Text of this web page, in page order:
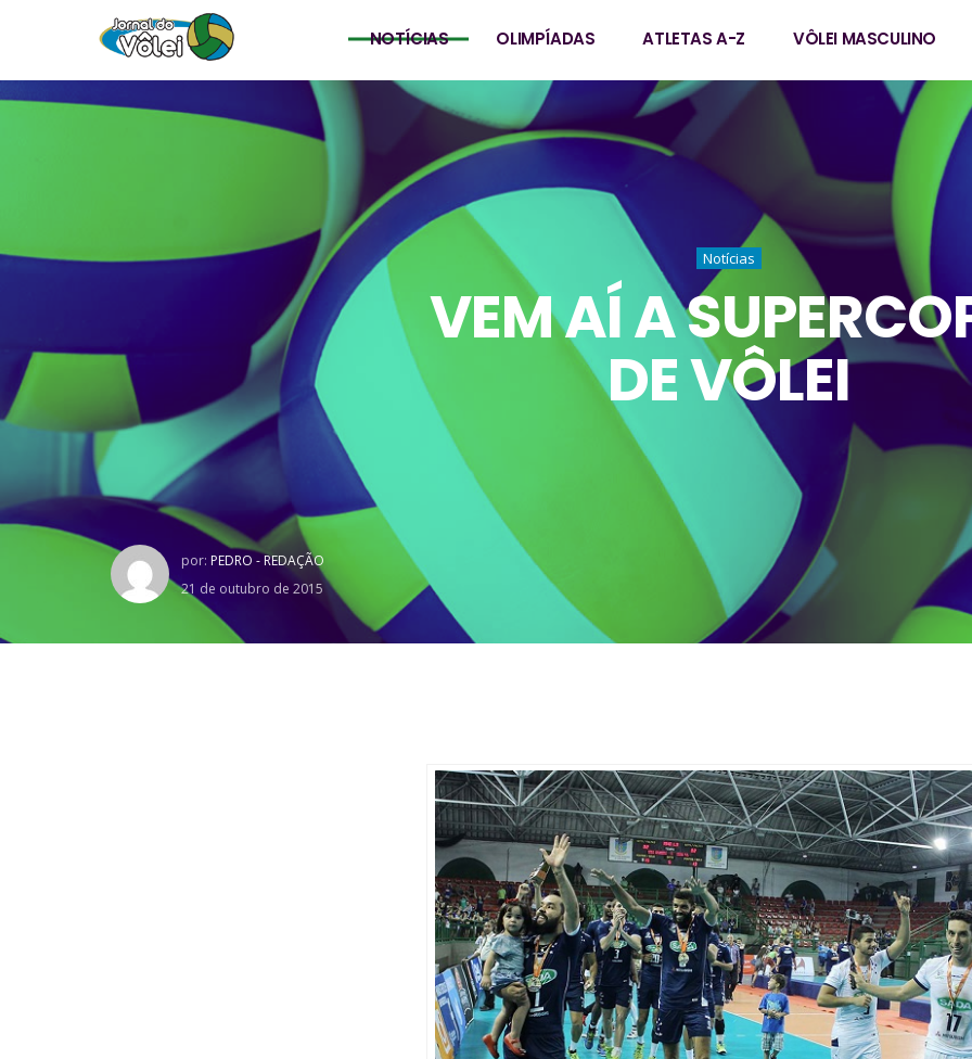
NOTÍCIAS OLIMPÍADAS ATLETAS A-Z VÔLEI MASCULINO
Notícias
VEM AÍ A
DE VÔLEI
por: PEDRO - REDAÇÃO
21 de outubro de 2015